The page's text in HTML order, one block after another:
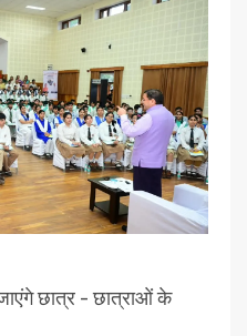
छात्र – छात्राओं के